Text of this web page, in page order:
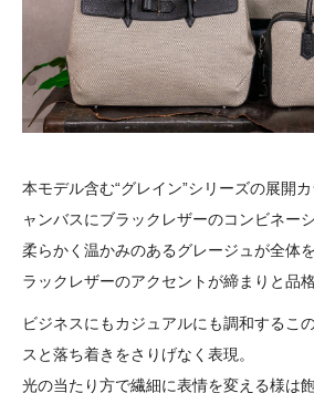
本モデル含む“グレイン”シリーズの展開
ャンバスにブラックレザーのコンビネーシ
柔らかく温かみのあるグレージュが全体
ラックレザーのアクセントが締まりと品
ビジネスにもカジュアルにも調和するこ
スと落ち着きをさりげなく表現。
光の当たり方で繊細に表情を変える様は